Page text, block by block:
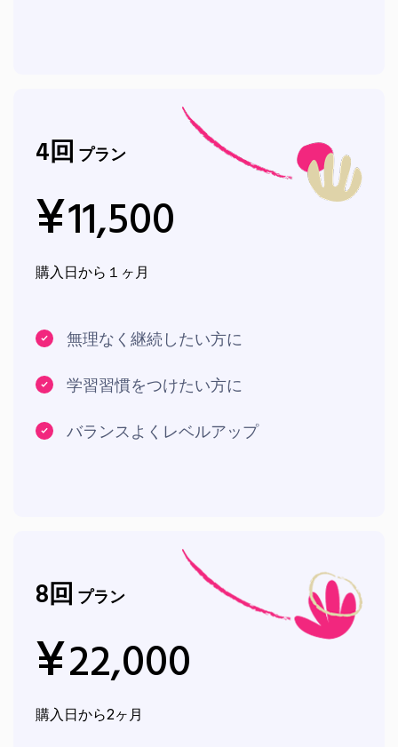
4回 プラン
¥11,500
購入日から１ヶ月
無理なく継続したい方に
学習習慣をつけたい方に
バランスよくレベルアップ
8回 プラン
¥22,000
購入日から2ヶ月